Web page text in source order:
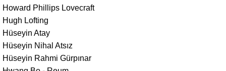
Howard Phillips Lovecraft
Hugh Lofting
Hüseyin Atay
Hüseyin Nihal Atsız
Hüseyin Rahmi Gürpınar